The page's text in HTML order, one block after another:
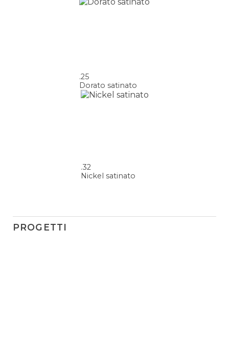
.25
Dorato satinato
.32
Nickel satinato
PROGETTI